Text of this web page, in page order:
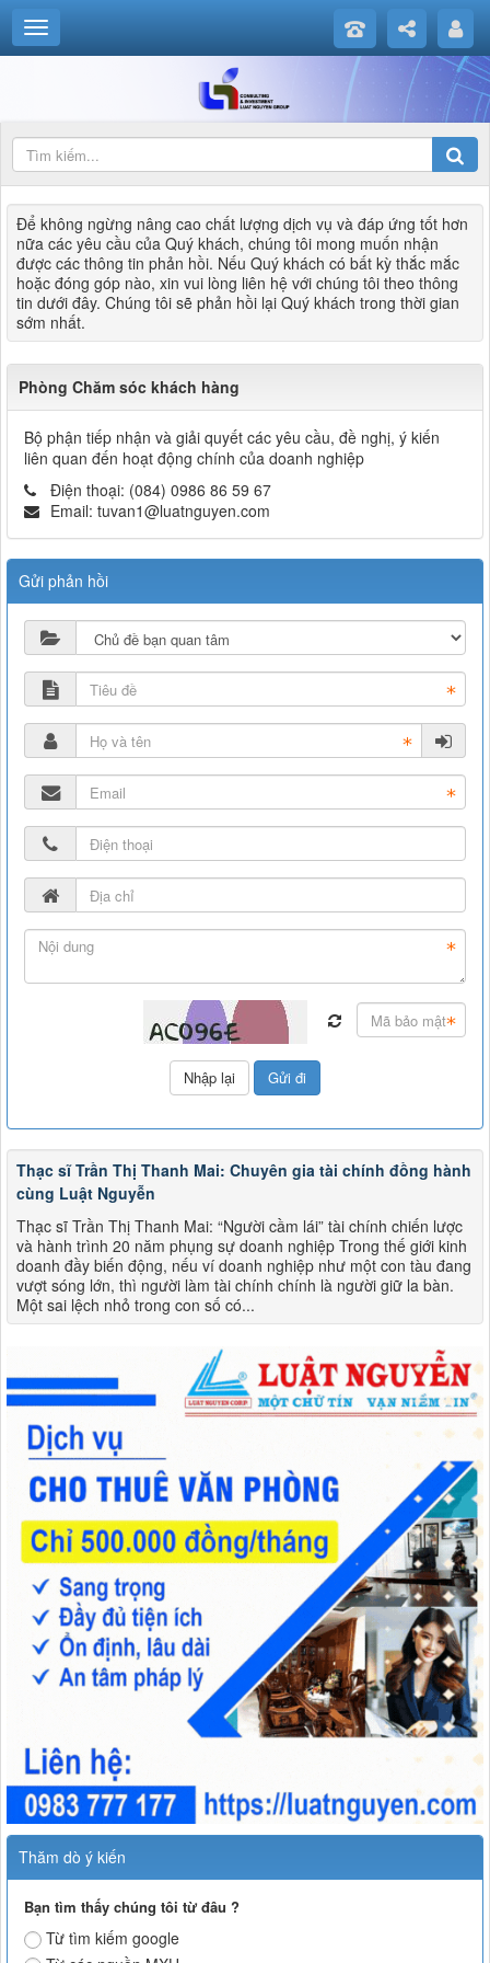
Để không ngừng nâng cao chất lượng dịch vụ và đáp ứng tốt hơn
nữa các yêu cầu của Quý khách, chúng tôi mong muốn nhận
được các thông tin phản hồi. Nếu Quý khách có bất kỳ thắc mắc
hoặc đóng góp nào, xin vui lòng liên hệ với chúng tôi theo thông
tin dưới đây. Chúng tôi sẽ phản hồi lại Quý khách trong thời gian
sớm nhất.
Phòng Chăm sóc khách hàng
Bộ phận tiếp nhận và giải quyết các yêu cầu, đề nghị, ý kiến
liên quan đến hoạt động chính của doanh nghiệp
Điện thoại: (084) 0986 86 59 67
Email: tuvan1@luatnguyen.com
Gửi phản hồi
Thạc sĩ Trần Thị Thanh Mai: Chuyên gia tài chính đồng hành
cùng Luật Nguyễn
Thạc sĩ Trần Thị Thanh Mai: “Người cầm lái” tài chính chiến lược
và hành trình 20 năm phụng sự doanh nghiệp Trong thế giới kinh
doanh đầy biến động, nếu ví doanh nghiệp như một con tàu đang
vượt sóng lớn, thì người làm tài chính chính là người giữ la bàn.
Một sai lệch nhỏ trong con số có...
Thăm dò ý kiến
Bạn tìm thấy chúng tôi từ đâu ?
Từ tìm kiếm google